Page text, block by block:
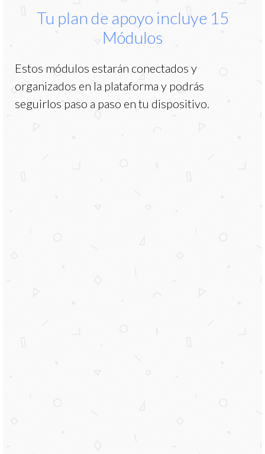
Tu plan de apoyo incluye 15
Módulos
Estos módulos estarán conectados y
organizados en la plataforma y podrás
seguirlos paso a paso en tu dispositivo.